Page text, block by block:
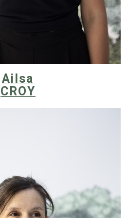
Ailsa
CROY